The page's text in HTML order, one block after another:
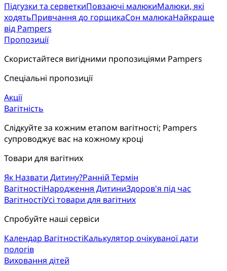
Підгузки та серветкиПовзаючі малюкиМалюки, які
ходятьПривчання до горщикаСон малюкаНайкраще
від Pampers
Пропозиції
Скористайтеся вигідними пропозиціями Pampers
Спеціальні пропозиції
Акції
Вагітність
Слідкуйте за кожним етапом вагітності; Pampers
супроводжує вас на кожному кроці
Товари для вагітних
Як Назвати Дитину?Ранній Термін
ВагітностіНародження ДитиниЗдоров'я під час
ВагітностіУсі товари для вагітних
Спробуйте наші сервіси
Календар ВагітностіКалькулятор очікуваної дати
пологів
Виховання дітей